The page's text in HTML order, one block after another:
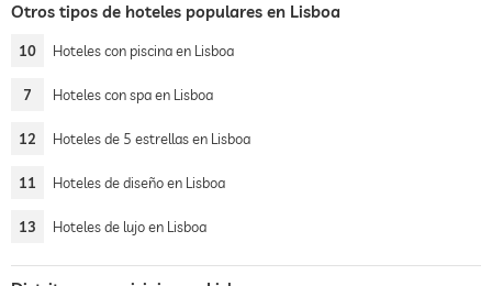
Otros tipos de hoteles populares en Lisboa
10 Hoteles con piscina en Lisboa
7 Hoteles con spa en Lisboa
12 Hoteles de 5 estrellas en Lisboa
11 Hoteles de diseño en Lisboa
13 Hoteles de lujo en Lisboa